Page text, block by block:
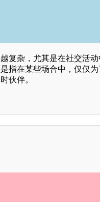
复杂，尤其是在社交活
指在某些场合中，仅仅
伙伴。